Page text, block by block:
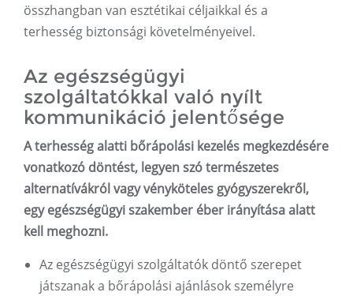
összhangban van esztétikai céljaikkal és a
terhesség biztonsági követelményeivel.
Az egészségügyi
szolgáltatókkal való nyílt
kommunikáció jelentősége
A terhesség alatti bőrápolási kezelés megkezdésére
vonatkozó döntést, legyen szó természetes
alternatívákról vagy vényköteles gyógyszerekről,
egy egészségügyi szakember éber irányítása alatt
kell meghozni.
Az egészségügyi szolgáltatók döntő szerepet
játszanak a bőrápolási ajánlások személyre